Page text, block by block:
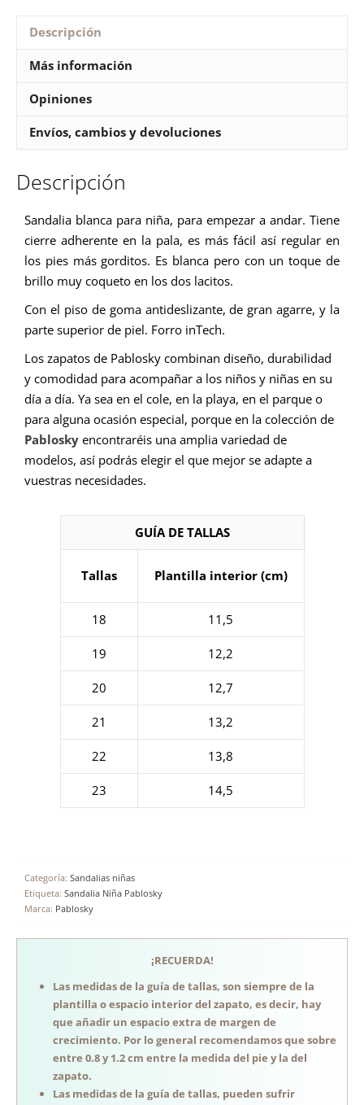
Descripción
Más información
Opiniones
Envíos, cambios y devoluciones
Descripción
Sandalia blanca para niña, para empezar a andar. Tiene
cierre adherente en la pala, es más fácil así regular en
los pies más gorditos. Es blanca pero con un toque de
brillo muy coqueto en los dos lacitos.
Con el piso de goma antideslizante, de gran agarre, y la
parte superior de piel. Forro inTech.
Los zapatos de Pablosky combinan diseño, durabilidad
y comodidad para acompañar a los niños y niñas en su
día a día. Ya sea en el cole, en la playa, en el parque o
para alguna ocasión especial, porque en la colección de
Pablosky encontraréis una amplia variedad de
modelos, así podrás elegir el que mejor se adapte a
vuestras necesidades.
GUÍA DE TALLAS
Tallas Plantilla interior (cm)
18 11,5
19 12,2
20 12,7
21 13,2
22 13,8
23 14,5
Categoría: Sandalias niñas
Etiqueta: Sandalia Niña Pablosky
Marca: Pablosky
¡RECUERDA!
Las medidas de la guía de tallas, son siempre de la
plantilla o espacio interior del zapato, es decir, hay
que añadir un espacio extra de margen de
crecimiento. Por lo general recomendamos que sobre
entre 0.8 y 1.2 cm entre la medida del pie y la del
zapato.
Las medidas de la guía de tallas, pueden sufrir